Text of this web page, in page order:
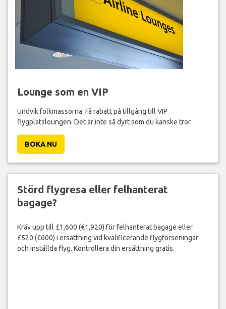
Lounge som en VIP
Undvik folkmassorna. Få rabatt på tillgång till VIP
flygplatsloungen. Det är inte så dyrt som du kanske tror.
BOKA NU
Störd flygresa eller felhanterat
bagage?
Kräv upp till £1,600 (€1,920) för felhanterat bagage eller
£520 (€600) i ersättning vid kvalificerande flygförseningar
och inställda flyg. Kontrollera din ersättning gratis.